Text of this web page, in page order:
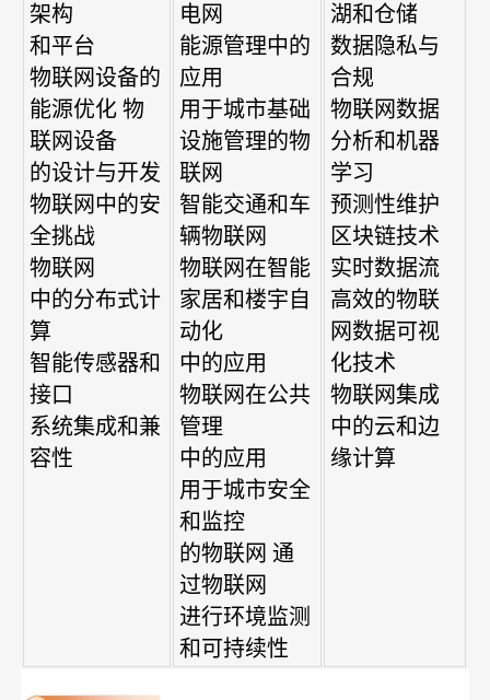
架构
和平台
物联网设备的
能源优化 物
联网设备
的设计与开发
物联网中的安
全挑战
物联网
中的分布式计
算
智能传感器和
接口
系统集成和兼
容性
电网
能源管理中的
应用
用于城市基础
设施管理的物
联网
智能交通和车
辆物联网
物联网在智能
家居和楼宇自
动化
中的应用
物联网在公共
管理
中的应用
用于城市安全
和监控
的物联网 通
过物联网
进行环境监测
和可持续性
湖和仓储
数据隐私与
合规
物联网数据
分析和机器
学习
预测性维护
区块链技术
实时数据流
高效的物联
网数据可视
化技术
物联网集成
中的云和边
缘计算